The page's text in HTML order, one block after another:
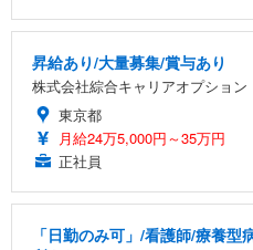
昇給あり/大量募集/賞与あり
株式会社綜合キャリアオプション
東京都
月給24万5,000円～35万円
正社員
「日勤のみ可」/看護師/療養